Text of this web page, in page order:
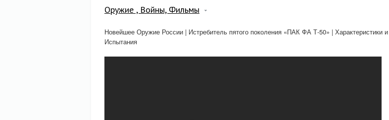
Оружие , Войны, Фильмы
Новейшее Оружие России | Истребитель пятого поколения «ПАК ФА Т-50» | Характеристики и
Испытания